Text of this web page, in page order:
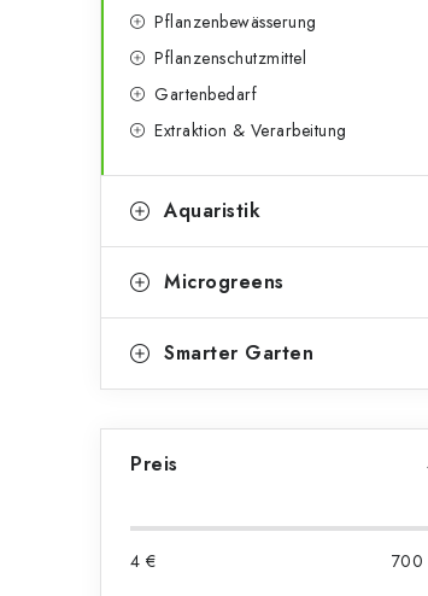
Pflanzenbewässerung
Pflanzenschutzmittel
Gartenbedarf
Extraktion & Verarbeitung
Aquaristik
Microgreens
Smarter Garten
Preis
4 € 700